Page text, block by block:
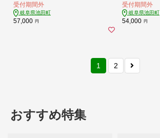
受付期間外
岐阜県池田町
57,000 円
受付期間外
岐阜県池田町
54,000 円
1 2
おすすめ特集